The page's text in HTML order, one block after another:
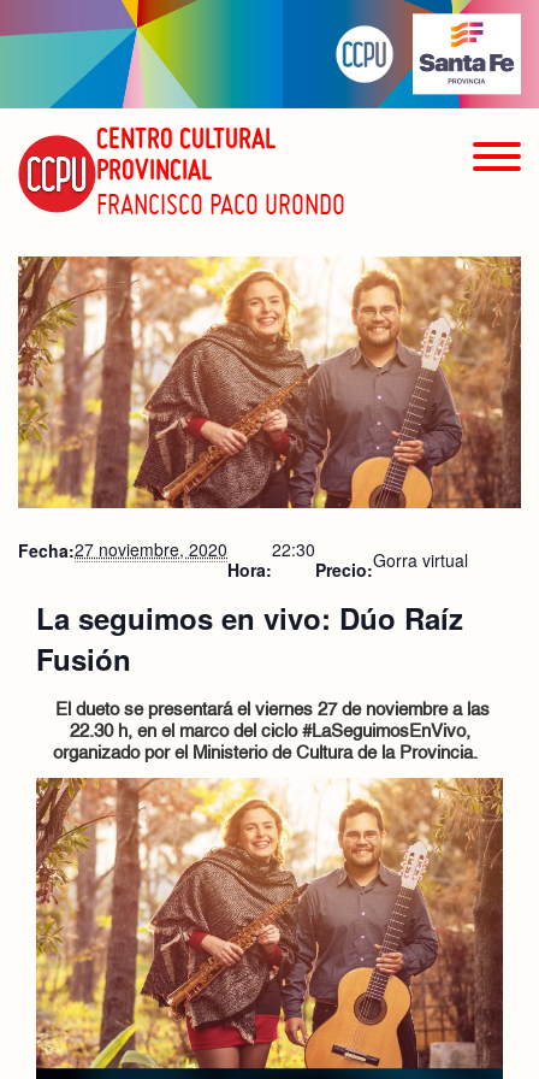
CENTRO CULTURAL
PROVINCIAL
FRANCISCO PACO URONDO
Fecha:27 noviembre, 2020
Hora:
22:30
Precio:Gorra virtual
La seguimos en vivo: Dúo Raíz
Fusión
El dueto se presentará el viernes 27 de noviembrea las
22.30 h, en el marco del ciclo #LaSeguimosEnVivo,
organizado por el Ministerio de Cultura de la Provincia.